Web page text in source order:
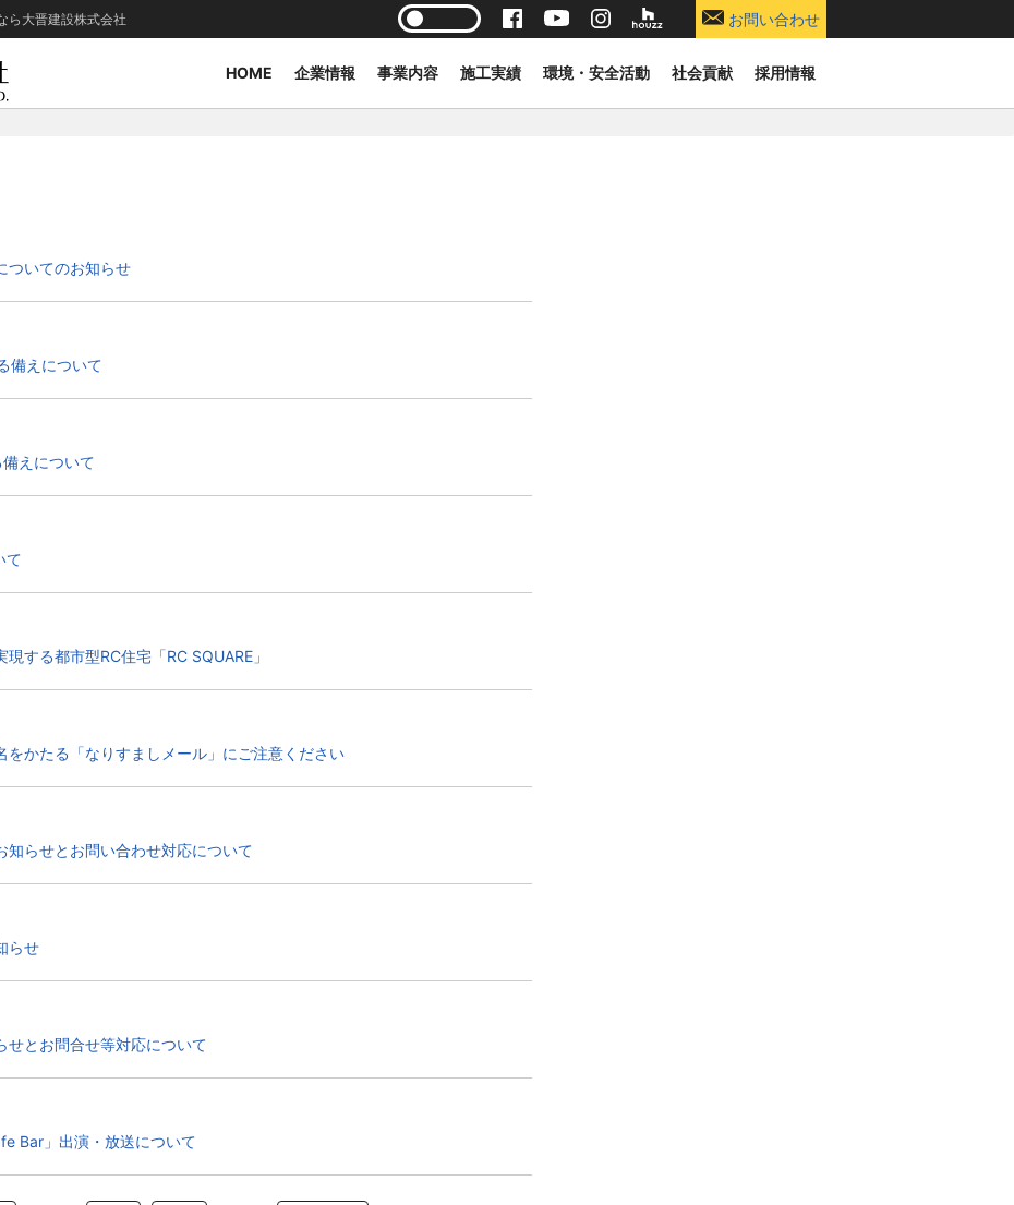
ら大晋建設株式会社 お問い合わせ
HOME 企業情報 事業内容 施工実績 環境・安全活動 社会貢献 採用情報
ついてのお知らせ
備えについて
えについて
て
する都市型RC住宅「RC SQUARE」
をかたる「なりすましメール」にご注意ください
知らせとお問い合わせ対応について
らせ
せとお問合せ等対応について
Bar」出演・放送について